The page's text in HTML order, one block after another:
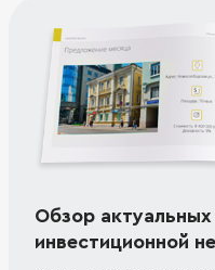
Обзор
инвестиционной